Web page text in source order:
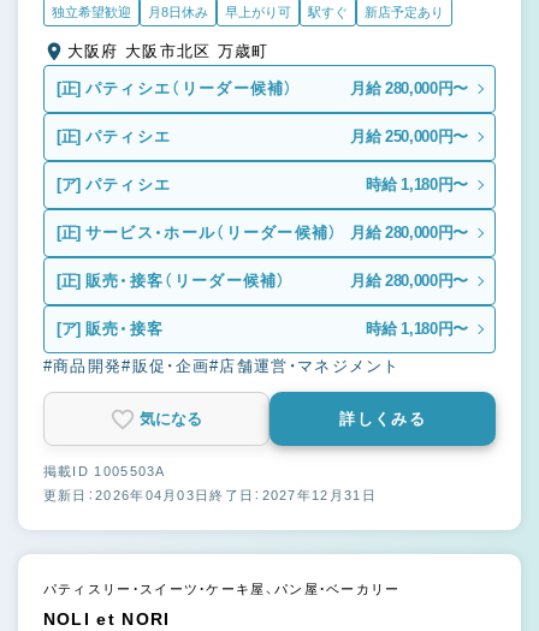
独立希望歓迎 月8日休み 早上がり可 駅すぐ 新店予定あり
大阪府 大阪市北区 万歳町
[正] パティシエ（リーダー候補） 月給 280,000円〜
[正] パティシエ 月給 250,000円〜
[ア] パティシエ 時給 1,180円〜
[正] サービス・ホール（リーダー候補） 月給 280,000円〜
[正] 販売・接客（リーダー候補） 月給 280,000円〜
[ア] 販売・接客 時給 1,180円〜
#商品開発#販促・企画#店舗運営・マネジメント
気になる 詳しくみる
掲載ID 1005503A
更新日：2026年04月03日終了日：2027年12月31日
パティスリー・スイーツ・ケーキ屋、パン屋・ベーカリー
NOLI et NORI